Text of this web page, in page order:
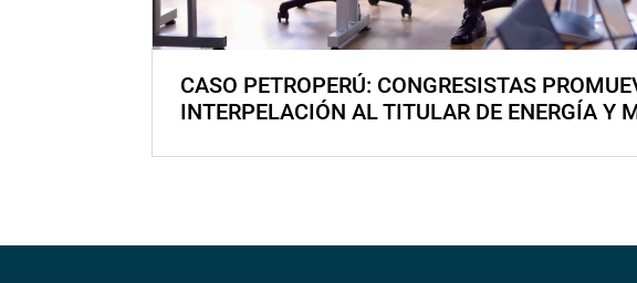
CASO PETROPERÚ: CONGRESISTAS
INTERPELACIÓN AL TITULAR DE ENERGÍA Y